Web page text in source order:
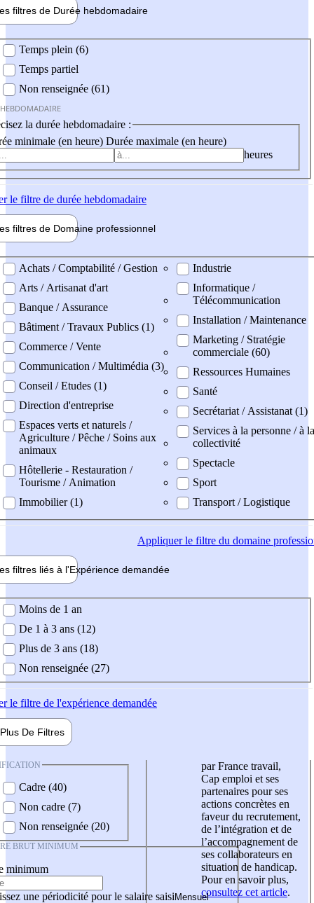
filtres de Durée hebdomadaire
Temps plein (6)
Temps partiel
Non renseignée (61)
la durée hebdomadaire :
minimale (en heure) Durée maximale (en heure)
heures
le filtre de durée hebdomadaire
filtres de Domaine professionnel
professionel
Achats / Comptabilité / Gestion
Arts / Artisanat d'art
Banque / Assurance
Bâtiment / Travaux Publics (1)
Commerce / Vente
Communication / Multimédia (3)
Conseil / Etudes (1)
Direction d'entreprise
Espaces verts et naturels /
Agriculture / Pêche / Soins aux
animaux
Hôtellerie - Restauration /
Tourisme / Animation
Immobilier (1)
Industrie
Informatique /
Télécommunication
Installation / Maintenance
Marketing / Stratégie
commerciale (60)
Ressources Humaines
Santé
Secrétariat / Assistanat (1)
Services à la personne / à la
collectivité
Spectacle
Sport
Transport / Logistique
Appliquerle filtre du domaine
filtres liés à l'Expérience demandée
demandée
Moins de 1 an
De 1 à 3 ans (12)
Plus de 3 ans (18)
Non renseignée (27)
le filtre de l'expérience demandée
Plus De Filtres
Cadre (40)
Non cadre (7)
Non renseignée (20)
BRUT MINIMUM
minimum
une périodicité pour le salaire saisi
par France travail,
Cap emploi et ses
partenaires pour ses
actions concrètes en
faveur du recrutement,
de l’intégration et de
l’accompagnement de
ses collaborateurs en
situation de handicap.
Pour en savoir plus,
consultez cet article.